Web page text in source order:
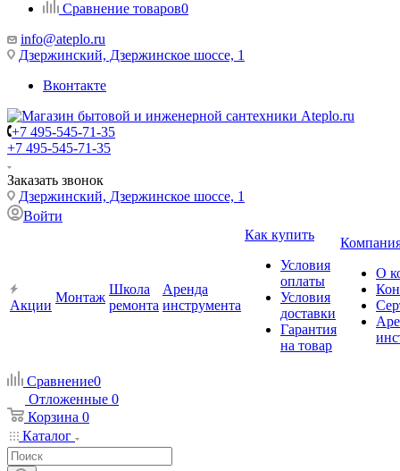
Сравнение товаров0
info@ateplo.ru
Дзержинский, Дзержинское шоссе, 1
Вконтакте
+7 495-545-71-35
+7 495-545-71-35
Заказать звонок
Дзержинский, Дзержинское шоссе, 1
Войти
Акции
Монтаж
Школа
ремонта
Аренда
инструмента
Как купить
Условия
оплаты
Условия
доставки
Гарантия
на товар
О
Сравнение0
Отложенные 0
Корзина 0
Каталог